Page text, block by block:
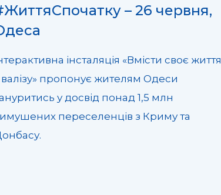
– 26 червня,
інсталяція «Вмісти своє життя
валізу» пропонує жителям Одеси
у досвід понад 1,5 млн
переселенців з Криму та